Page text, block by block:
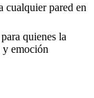
cualquier pared en
quienes la
y emoción